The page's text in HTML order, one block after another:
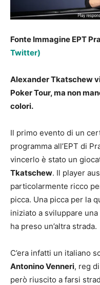
Fonte Immagine EPT
Twitter)
Alexander Tkatschew
Poker Tour, ma non
colori.
Il primo evento di un
programma all’EPT di
vincerlo è stato un
Tkatschew. Il player
particolarmente ricco
picca. Una picca per la
iniziato a sviluppare
ha preso un’altra strada.
C’era infatti un italiano
Antonino Venneri, reg
però riuscito a farsi